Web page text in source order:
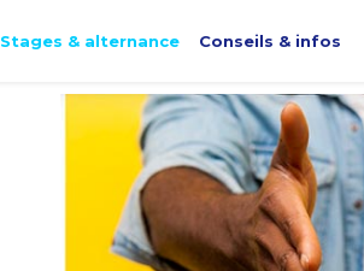
Stages & alternance Conseils & infos